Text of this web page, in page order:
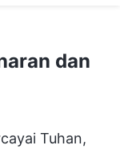
dan
Tuhan,